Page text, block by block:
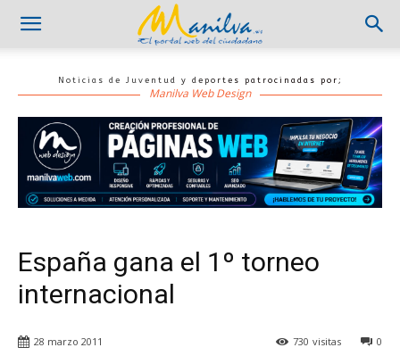
Noticias de Juventud y deportes patrocinadas por;
Manilva Web Design
España gana el 1º torneo
internacional
0
730 visitas
28 marzo 2011